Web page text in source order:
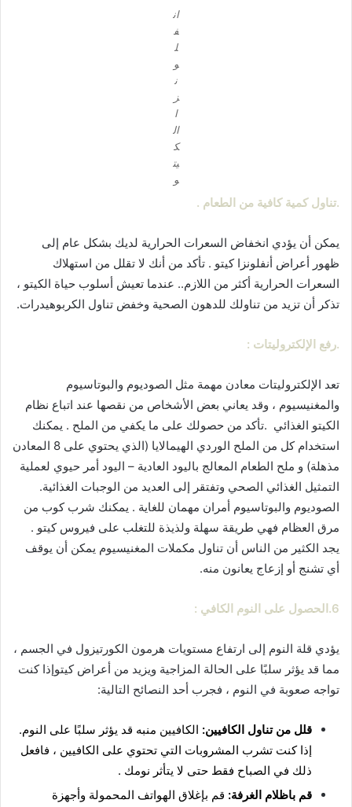
ان
ف
ل
و
ن
ز
ا
ال
ك
يت
و
.تناول كمية كافية من الطعام .
يمكن أن يؤدي انخفاض السعرات الحرارية لديك بشكل عام إلى
ظهور أعراض أنفلونزا كيتو . تأكد من أنك لا تقلل من استهلاك
السعرات الحرارية أكثر من اللازم.. عندما تعيش أسلوب حياة الكيتو ،
تذكر أن تزيد من تناولك للدهون الصحية وخفض تناول الكربوهيدرات.
.رفع الإلكتروليتات :
تعد الإلكتروليتات معادن مهمة مثل الصوديوم والبوتاسيوم
والمغنيسيوم ، وقد يعاني بعض الأشخاص من نقصها عند اتباع نظام
الكيتو الغذائي .تأكد من حصولك على ما يكفي من الملح . يمكنك
استخدام كل من الملح الوردي الهيمالايا (الذي يحتوي على 8 المعادن
مذهلة) و ملح الطعام المعالج باليود العادية – اليود أمر حيوي لعملية
التمثيل الغذائي الصحي وتفتقر إلى العديد من الوجبات الغذائية.
الصوديوم والبوتاسيوم أمران مهمان للغاية . يمكنك شرب كوب من
مرق العظام فهي طريقة سهلة ولذيذة للتغلب على فيروس كيتو .
يجد الكثير من الناس أن تناول مكملات المغنيسيوم يمكن أن يوقف
أي تشنج أو إزعاج يعانون منه.
6.الحصول على النوم الكافي :
يؤدي قلة النوم إلى ارتفاع مستويات هرمون الكورتيزول في الجسم ،
مما قد يؤثر سلبًا على الحالة المزاجية ويزيد من أعراض كيتوإذا كنت
تواجه صعوبة في النوم ، فجرب أحد النصائح التالية:
قلل من تناول الكافيين: الكافيين منبه قد يؤثر سلبًا على النوم.
إذا كنت تشرب المشروبات التي تحتوي على الكافيين ، فافعل
ذلك في الصباح فقط حتى لا يتأثر نومك .
قم باظلام الغرفة: قم بإغلاق الهواتف المحمولة وأجهزة